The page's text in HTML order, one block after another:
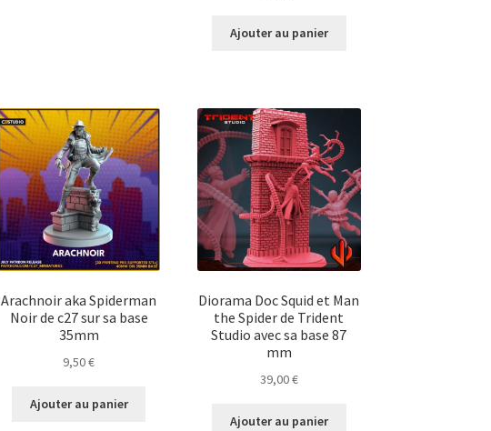
Ajouter au panier
Arachnoir aka Spiderman
Noir de c27 sur sa base
35mm
9,50€
Ajouter au panier
Diorama Doc Squid et Man
the Spider de Trident
Studio avec sa base 87
mm
39,00€
Ajouter au panier